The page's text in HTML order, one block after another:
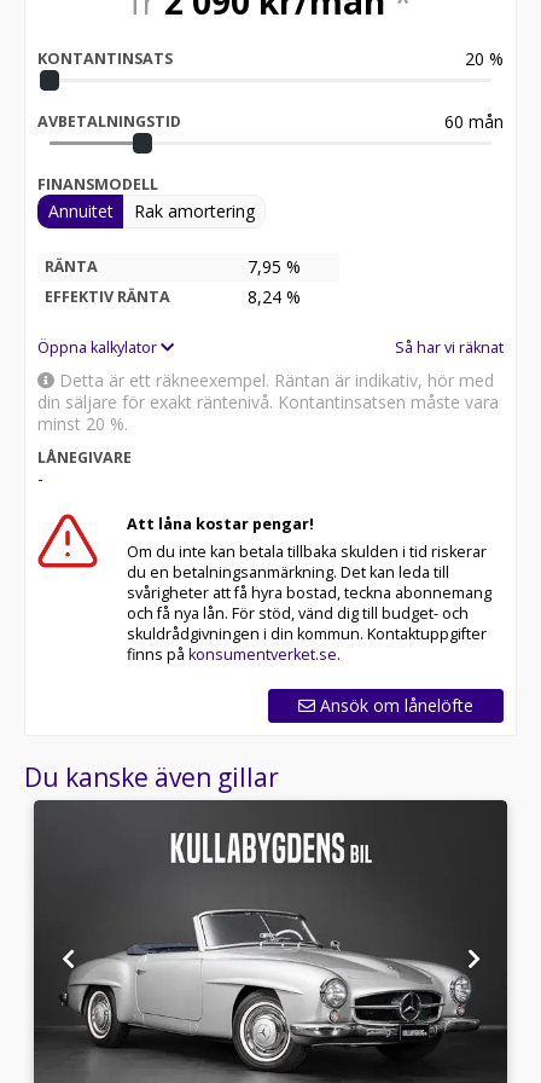
KONTANTINSATS 20 %
AVBETALNINGSTID 60 mån
FINANSMODELL
Annuitet Rak amortering
RÄNTA 7,95 %
EFFEKTIV RÄNTA 8,24 %
Öppna kalkylator Så har vi räknat
Detta är ett räkneexempel. Räntan är indikativ, hör med
din säljare för exakt räntenivå. Kontantinsatsen måste vara
minst 20 %.
LÅNEGIVARE
-
Att låna kostar pengar!
Om du inte kan betala tillbaka skulden i tid riskerar
du en betalningsanmärkning. Det kan leda till
svårigheter att få hyra bostad, teckna abonnemang
och få nya lån. För stöd, vänd dig till budget- och
skuldrådgivningen i din kommun. Kontaktuppgifter
finns på konsumentverket.se.
Ansök om lånelöfte
Du kanske även gillar